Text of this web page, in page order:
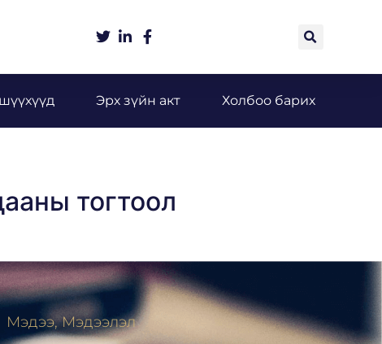
Эрх зүйн акт Холбоо барих
тогтоол
Мэдээ, Мэдээлэл